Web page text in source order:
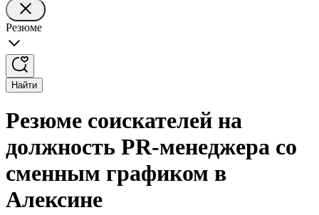
Резюме
Найти
Резюме соискателей на
должность PR-менеджера со
сменным графиком в
Алексине